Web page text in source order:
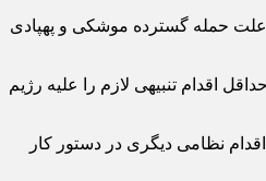
حمله گسترده موشکی و پهپادی
و امنیت ملی خود حداقل اقدام تنبیهی لازم را علیه رژیم
نظامی دیگری در دستور کار